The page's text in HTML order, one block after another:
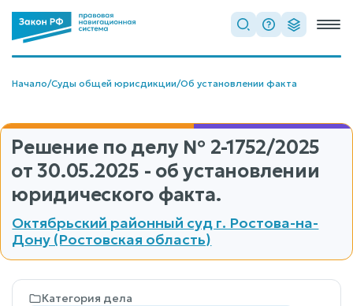
Начало/Суды общей юрисдикции/Об установлении факта
Решение по делу № 2-1752/2025
от 30.05.2025 - об установлении
юридического факта.
Октябрьский районный суд г. Ростова-на-
Дону (Ростовская область)
Категория дела